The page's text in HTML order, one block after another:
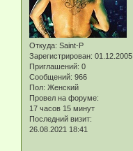
Откуда: Saint-P
Зарегистрирован: 01.12.2005
Приглашений: 0
Сообщений: 966
Пол: Женский
Провел на форуме:
17 часов 15 минут
Последний визит:
26.08.2021 18:41